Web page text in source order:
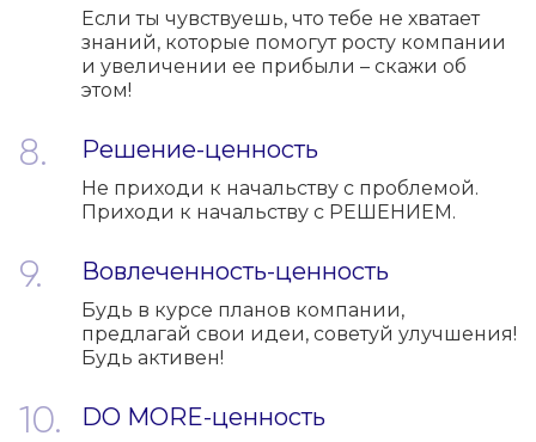
Если ты чувствуешь, что тебе не хватает
знаний, которые помогут росту компании
и увеличении ее прибыли – скажи об
этом!
Решение-ценность
Не приходи к начальству с проблемой.
Приходи к начальству с РЕШЕНИЕМ.
Вовлеченность-ценность
Будь в курсе планов компании,
предлагай свои идеи, советуй улучшения!
Будь активен!
DO MORE-ценность